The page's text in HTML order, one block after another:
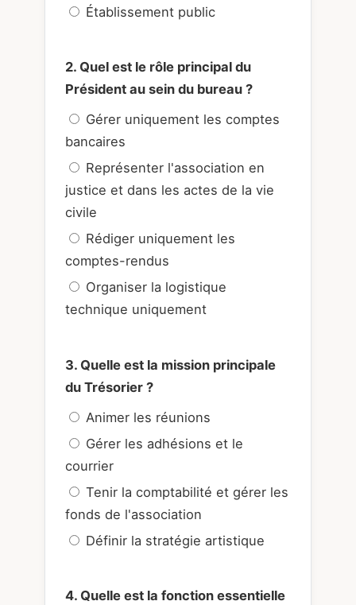
Établissement public
2. Quel est le rôle principal du
Président au sein du bureau ?
Gérer uniquement les comptes
bancaires
Représenter l'association en
justice et dans les actes de la vie
civile
Rédiger uniquement les
comptes-rendus
Organiser la logistique
technique uniquement
3. Quelle est la mission principale
du Trésorier ?
Animer les réunions
Gérer les adhésions et le
courrier
Tenir la comptabilité et gérer les
fonds de l'association
Définir la stratégie artistique
4. Quelle est la fonction essentielle